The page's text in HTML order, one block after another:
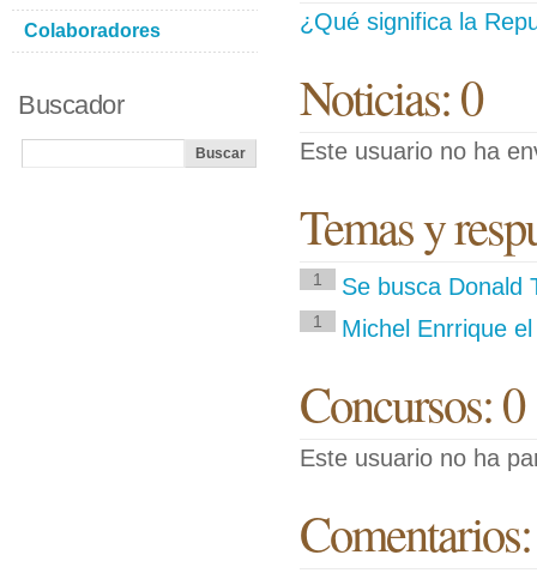
¿Qué significa la
Noticias: 0
Este usuario no ha
Temas y
1 Se busca Donald
1 Michel Enrrique
Concursos: 0
Este usuario no ha
Colaboradores
Buscador